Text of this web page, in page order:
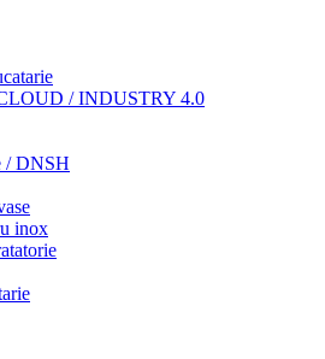
/ INDUSTRY 4.0
/ DNSH
inox